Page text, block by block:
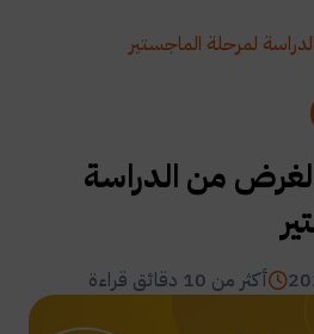
لمرحلة الماجستير
من الدراسة
أكثر من 10 دقائق قراءة